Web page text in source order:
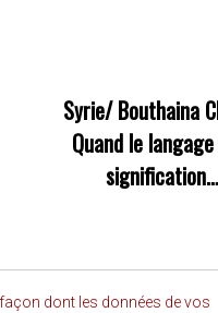
Syrie/ Bouthaina
Quand le
signification…
dont les données de vos